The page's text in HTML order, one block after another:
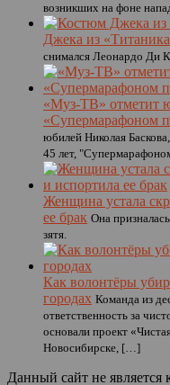
возникших на фоне
Джека из
снимался Леонардо Ди
«Муз-ТВ» отметит
«Супермарафоном
юбилей Николая
45 лет,
Женщина устала
ее брак Она
зятя.
Как волонтёры
городах Команда из
ответственность за
основали проект
Новосибирске, […]
Данный сайт не